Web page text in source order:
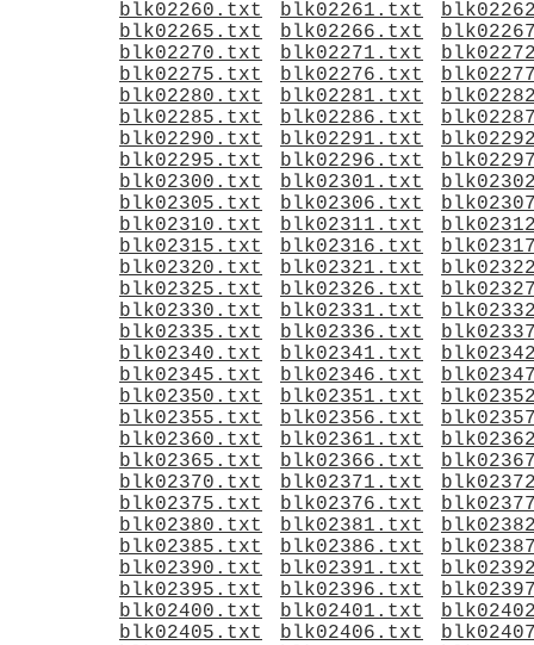
blk02260.txt
blk02261.txt
blk02265.txt
blk02266.txt
blk02270.txt
blk02271.txt
blk02275.txt
blk02276.txt
blk02280.txt
blk02281.txt
blk02285.txt
blk02286.txt
blk02290.txt
blk02291.txt
blk02295.txt
blk02296.txt
blk02300.txt
blk02301.txt
blk02305.txt
blk02306.txt
blk02310.txt
blk02311.txt
blk02315.txt
blk02316.txt
blk02320.txt
blk02321.txt
blk02325.txt
blk02326.txt
blk02330.txt
blk02331.txt
blk02335.txt
blk02336.txt
blk02340.txt
blk02341.txt
blk02345.txt
blk02346.txt
blk02350.txt
blk02351.txt
blk02355.txt
blk02356.txt
blk02360.txt
blk02361.txt
blk02365.txt
blk02366.txt
blk02370.txt
blk02371.txt
blk02375.txt
blk02376.txt
blk02380.txt
blk02381.txt
blk02385.txt
blk02386.txt
blk02390.txt
blk02391.txt
blk02395.txt
blk02396.txt
blk02400.txt
blk02401.txt
blk02405.txt
blk02406.txt